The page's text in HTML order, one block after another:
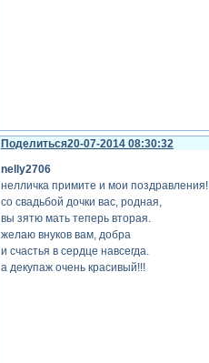
Поделиться20-07-2014 08:30:32
nelly2706
нелличка примите и мои поздравления!
со свадьбой дочки вас, родная,
вы зятю мать теперь вторая.
желаю внуков вам, добра
и счастья в сердце навсегда.
а декупаж очень красивый!!!